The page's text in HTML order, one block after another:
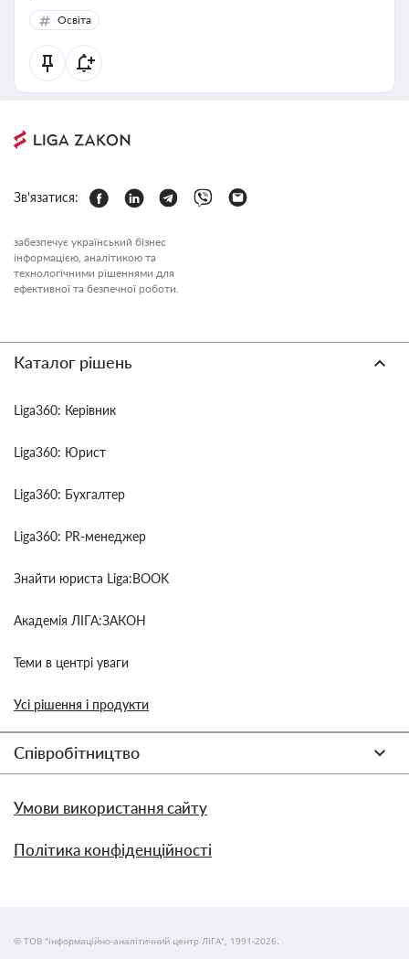
Освіта
Зв'язатися:
забезпечує український бізнес
інформацією, аналітикою та
технологічними рішеннями для
ефективної та безпечної роботи.
Каталог рішень
Liga360: Керівник
Liga360: Юрист
Liga360: Бухгалтер
Liga360: PR-менеджер
Знайти юриста Liga:BOOK
Академія ЛІГА:ЗАКОН
Теми в центрі уваги
Усі рішення і продукти
Співробітництво
Умови використання сайту
Політика конфіденційності
© ТОВ "інформаційно-аналітичний центр ЛІГА", 1991-2026.